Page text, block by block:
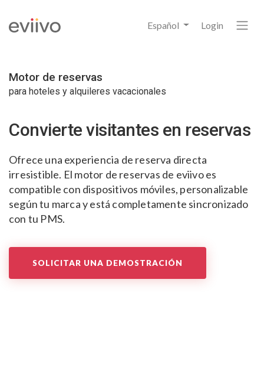
Español Login
Motor de reservas
para hoteles y alquileres vacacionales
Convierte visitantes en reservas
Ofrece una experiencia de reserva directa
irresistible. El motor de reservas de eviivo es
compatible con dispositivos móviles, personalizable
según tu marca y está completamente sincronizado
con tu PMS.
SOLICITAR UNA DEMOSTRACIÓN